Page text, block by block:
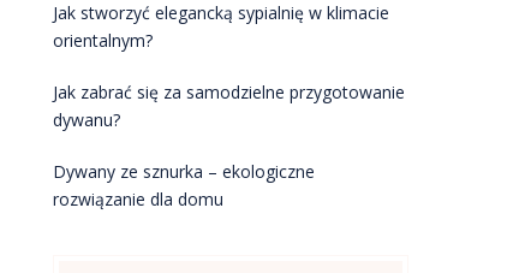
Jak stworzyć elegancką sypialnię w klimacie
orientalnym?
Jak zabrać się za samodzielne przygotowanie
dywanu?
Dywany ze sznurka – ekologiczne
rozwiązanie dla domu